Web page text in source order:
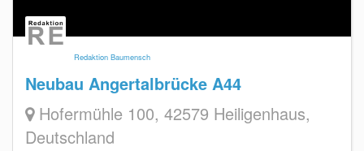
Redaktion Baumensch
Neubau Angertalbrücke A44
Hofermühle 100, 42579 Heiligenhaus,
Deutschland